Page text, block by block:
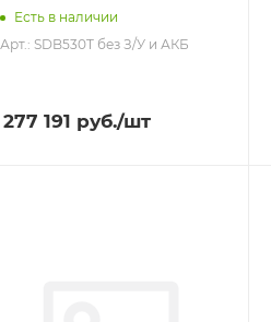
Есть в наличии
Арт.: SDB530T без З/У и АКБ
277 191 руб./шт